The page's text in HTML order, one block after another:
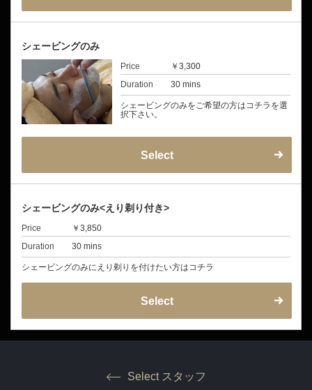
シェービングのみ
Price
￥3,300
Duration
30 mins
シェービングのみをご希望の方はコチラを選
択下さい。
Select
シェービングのみ<えり剃り付き>
Price
￥3,850
Duration
30 mins
シェービングのみにえり剃りを付けたい方はコチラ
Select
Select スタッフ